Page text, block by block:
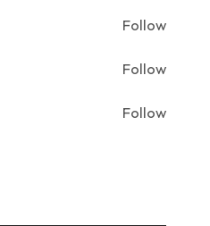
Follow
Follow
Follow